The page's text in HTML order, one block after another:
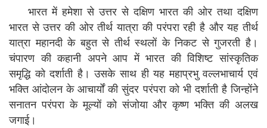
भारत में हमेशा से उत्तर से दक्षिण भारत की ओर तथा दक्षिण
भारत से उत्तर की ओर तीर्थ यात्रा की परंपरा रही है और यह तीर्थ
यात्रा महानदी के बहुत से तीर्थ स्थलों के निकट से गुजरती है।
चंपारण की कहानी अपने आप में भारत की विशिष्ट सांस्कृतिक
समृद्धि को दर्शाती है। उसके साथ ही यह महाप्रभु वल्लभाचार्य एवं
भक्ति आंदोलन के आचार्यों की सुंदर परंपरा को भी दर्शाती है जिन्होंने
सनातन परंपरा के मूल्यों को संजोया और कृष्ण भक्ति की अलख
जगाई।